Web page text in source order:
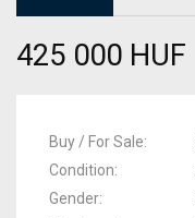
425 000 HUF
Buy / For Sale
Condition
Gender